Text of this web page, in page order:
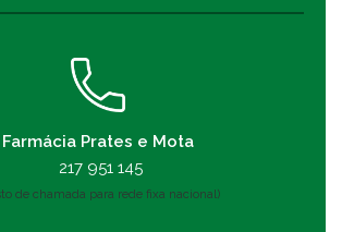
Farmácia Prates e Mota
217 951 145
de chamada para rede fixa nacional)